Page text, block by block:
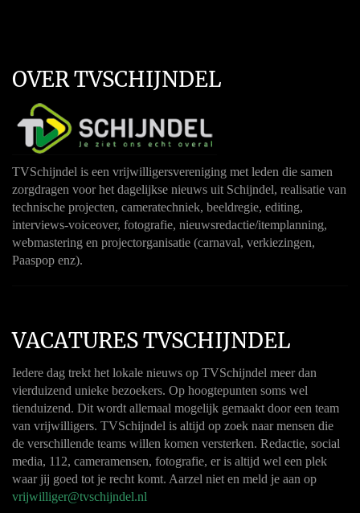
OVER TVSCHIJNDEL
TVSchijndel is een vrijwilligersvereniging met leden die samen
zorgdragen voor het dagelijkse nieuws uit Schijndel, realisatie van
technische projecten, cameratechniek, beeldregie, editing,
interviews-voiceover, fotografie, nieuwsredactie/itemplanning,
webmastering en projectorganisatie (carnaval, verkiezingen,
Paaspop enz).
VACATURES TVSCHIJNDEL
Iedere dag trekt het lokale nieuws op TVSchijndel meer dan
vierduizend unieke bezoekers. Op hoogtepunten soms wel
tienduizend. Dit wordt allemaal mogelijk gemaakt door een team
van vrijwilligers. TVSchijndel is altijd op zoek naar mensen die
de verschillende teams willen komen versterken. Redactie, social
media, 112, cameramensen, fotografie, er is altijd wel een plek
waar jij goed tot je recht komt. Aarzel niet en meld je aan op
vrijwilliger@tvschijndel.nl